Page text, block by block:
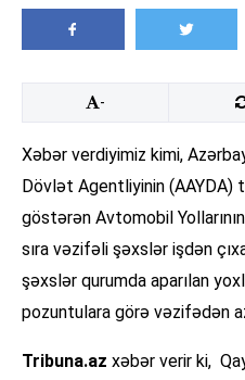
-
Xəbər verdiyimiz kimi,
Dövlət Agentliyinin
göstərən Avtomobil
sıra vəzifəli şəxslər işdən
şəxslər qurumda aparılan
pozuntulara görə vəzifədən
Tribuna.az xəbər verir ki,